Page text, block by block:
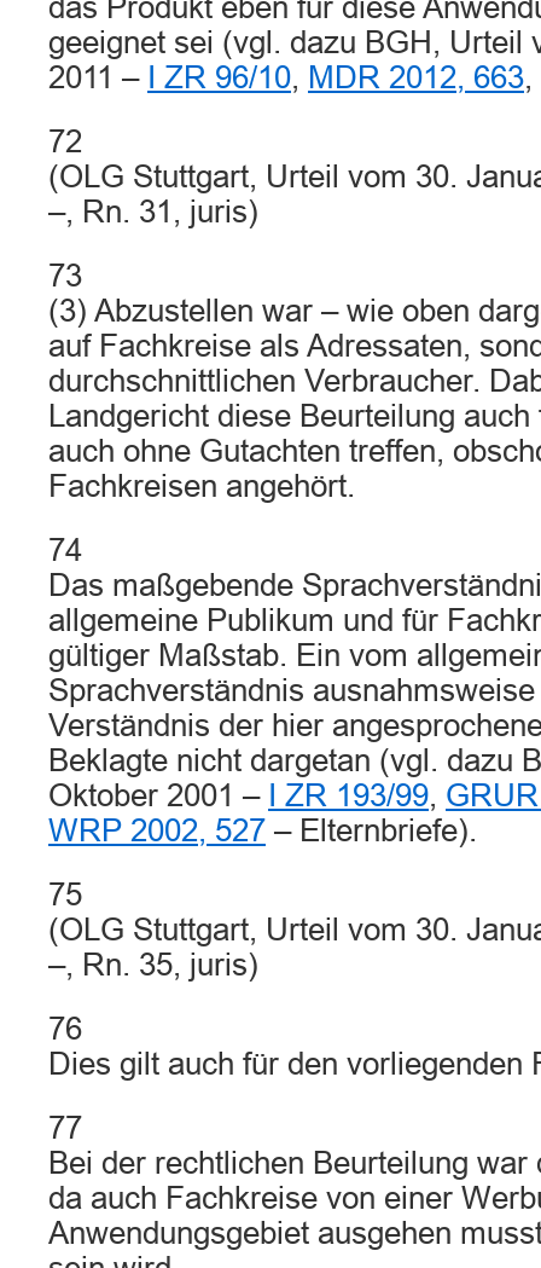
das Produkt eben für diese
geeignet sei (vgl. dazu BGH, Urteil
2011 –
I ZR 96/10, MDR 2012, 663,
72
(OLG Stuttgart, Urteil vom 30.
–, Rn. 31, juris)
73
(3) Abzustellen war – wie oben
auf Fachkreise als Adressaten,
durchschnittlichen Verbraucher.
Landgericht diese Beurteilung
auch ohne Gutachten treffen,
Fachkreisen angehört.
74
Das maßgebende
allgemeine Publikum und für
gültiger Maßstab. Ein vom
Sprachverständnis
Verständnis der hier
Beklagte nicht dargetan (vgl. dazu
Oktober 2001 –
I ZR 193/99,
WRP 2002, 527 – Elternbriefe).
75
(OLG Stuttgart, Urteil vom 30.
–, Rn. 35, juris)
76
Dies gilt auch für den vorliegenden
77
Bei der rechtlichen Beurteilung
da auch Fachkreise von einer
Anwendungsgebiet ausgehen